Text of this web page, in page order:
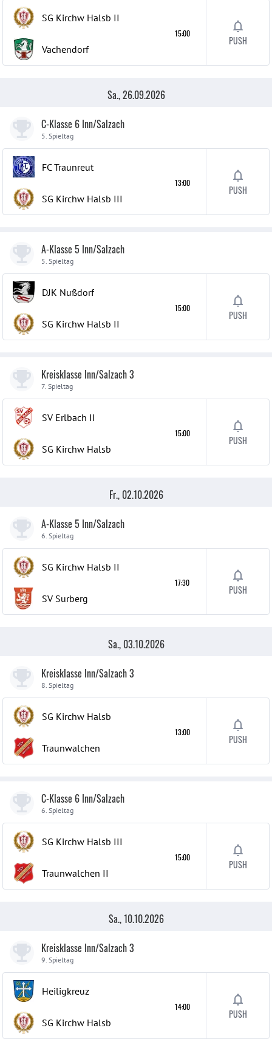
SG Kirchw Halsb II
Vachendorf
15:00
PUSH
Sa., 26.09.2026
C-Klasse 6 Inn/Salzach
5. Spieltag
FC Traunreut
SG Kirchw Halsb III
13:00
PUSH
A-Klasse 5 Inn/Salzach
5. Spieltag
DJK Nußdorf
SG Kirchw Halsb II
15:00
PUSH
Kreisklasse Inn/Salzach 3
7. Spieltag
SV Erlbach II
SG Kirchw Halsb
15:00
PUSH
Fr., 02.10.2026
A-Klasse 5 Inn/Salzach
6. Spieltag
SG Kirchw Halsb II
SV Surberg
17:30
PUSH
Sa., 03.10.2026
Kreisklasse Inn/Salzach 3
8. Spieltag
SG Kirchw Halsb
Traunwalchen
13:00
PUSH
C-Klasse 6 Inn/Salzach
6. Spieltag
SG Kirchw Halsb III
Traunwalchen II
15:00
PUSH
Sa., 10.10.2026
Kreisklasse Inn/Salzach 3
9. Spieltag
Heiligkreuz
SG Kirchw Halsb
14:00
PUSH